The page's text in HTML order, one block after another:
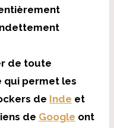
de toute
qui permet les
de Inde et
de Google ont